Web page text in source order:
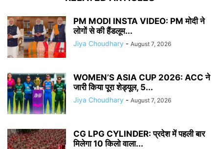
PM MODI INSTA VIDEO: PM मोदी ने
लोगों से की हैंडलूम...
Jiya Choudhary - August 7, 2026
WOMEN’S ASIA CUP 2026: ACC ने
जारी किया पूरा शेड्यूल, 5...
Jiya Choudhary - August 7, 2026
CG LPG CYLINDER: प्रदेश में पहली बार
मिलेगा 10 किलो वाला...